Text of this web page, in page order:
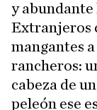
y abundante
Extranjeros
mangantes
rancheros:
cabeza de
peleón ese